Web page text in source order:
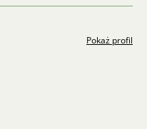
Pokaż profil